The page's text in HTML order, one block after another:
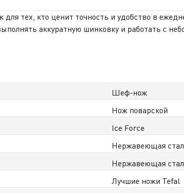
тех, кто ценит точность и удобство в
аккуратную шинковку и работать с
Нож дольше остаётся острым, устойчив к
форма лезвия обеспечивает
рукоять с заклёпками удобно
получаете официальную гарантию в
Шеф-нож
Нож поварской
Ice Force
Нержавеющая
Нержавеющая
Лучшие ножи Tefal